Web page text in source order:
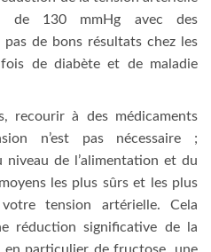
de 130 mmHg avec des
de bons résultats chez les
de diabète et de maladie
recourir à des médicaments
n’est pas nécessaire ;
niveau de l’alimentation et du
les plus sûrs et les plus
tension artérielle. Cela
réduction significative de la